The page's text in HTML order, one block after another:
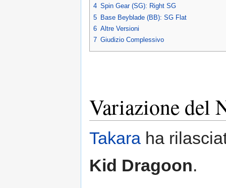
4 Spin Gear (SG): Right SG
5 Base Beyblade (BB): SG Flat
6 Altre Versioni
7 Giudizio Complessivo
Variazione del
Takara ha
Kid Dragoon.